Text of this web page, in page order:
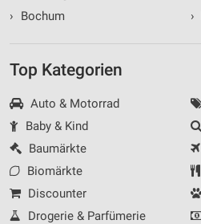
›
Bochum
›
Top Kategorien
Auto & Motorrad
Baby & Kind
Baumärkte
Biomärkte
Discounter
Drogerie & Parfümerie